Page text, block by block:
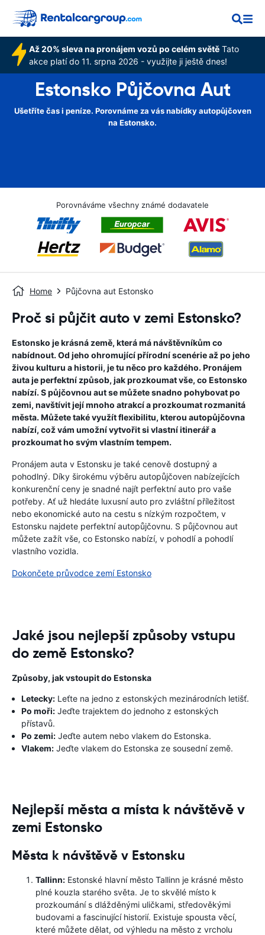
Až 20% sleva na pronájem vozů po celém světě Tato
akce platí do 11. srpna 2026 - využijte ji ještě dnes!
Estonsko Půjčovna Aut
Ušetříte čas i peníze. Porovnáme za vás nabídky autopůjčoven
na Estonsko.
Porovnáváme všechny známé dodavatele
Home Půjčovna aut Estonsko
Proč si půjčit auto v zemi Estonsko?
Estonsko je krásná země, která má návštěvníkům co
nabídnout. Od jeho ohromující přírodní scenérie až po jeho
živou kulturu a historii, je tu něco pro každého. Pronájem
auta je perfektní způsob, jak prozkoumat vše, co Estonsko
nabízí. S půjčovnou aut se můžete snadno pohybovat po
zemi, navštívit její mnoho atrakcí a prozkoumat rozmanitá
města. Můžete také využít flexibilitu, kterou autopůjčovna
nabízí, což vám umožní vytvořit si vlastní itinerář a
prozkoumat ho svým vlastním tempem.
Pronájem auta v Estonsku je také cenově dostupný a
pohodlný. Díky širokému výběru autopůjčoven nabízejících
konkurenční ceny je snadné najít perfektní auto pro vaše
potřeby. Ať už hledáte luxusní auto pro zvláštní příležitost
nebo ekonomické auto na cestu s nízkým rozpočtem, v
Estonsku najdete perfektní autopůjčovnu. S půjčovnou aut
můžete zažít vše, co Estonsko nabízí, v pohodlí a pohodlí
vlastního vozidla.
Dokončete průvodce zemí Estonsko
Jaké jsou nejlepší způsoby vstupu
do země Estonsko?
Způsoby, jak vstoupit do Estonska
Letecky: Leťte na jedno z estonských mezinárodních letišť.
Po moři: Jeďte trajektem do jednoho z estonských
přístavů.
Po zemi: Jeďte autem nebo vlakem do Estonska.
Vlakem: Jeďte vlakem do Estonska ze sousední země.
Nejlepší města a místa k návštěvě v
zemi Estonsko
Města k návštěvě v Estonsku
Tallinn: Estonské hlavní město Tallinn je krásné město
plné kouzla starého světa. Je to skvělé místo k
prozkoumání s dlážděnými uličkami, středověkými
budovami a fascinující historií. Existuje spousta věcí,
které můžete dělat, od výhledu na město z vrcholu